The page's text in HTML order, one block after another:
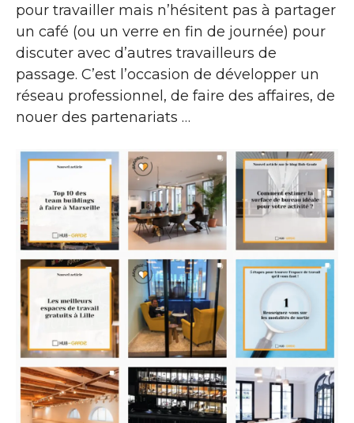
pour travailler mais n’hésitent pas à partager
un café (ou un verre en fin de journée) pour
discuter avec d’autres travailleurs de
passage. C’est l’occasion de développer un
réseau professionnel, de faire des affaires, de
nouer des partenariats …